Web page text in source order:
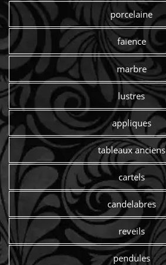
porcelaine
faïence
marbre
lustres
appliques
tableaux anciens
cartels
candelabres
reveils
pendules